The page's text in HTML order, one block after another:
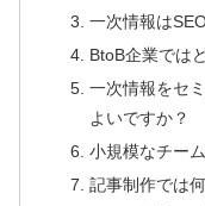
一次情報は
BtoB企業では
一次情報をセ
よいですか？
小規模なチー
記事制作では